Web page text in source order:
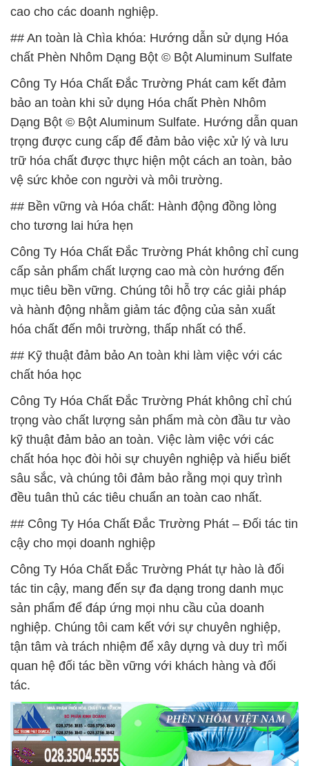
cao cho các doanh nghiệp.
## An toàn là Chìa khóa: Hướng dẫn sử dụng Hóa
chất Phèn Nhôm Dạng Bột © Bột Aluminum Sulfate
Công Ty Hóa Chất Đắc Trường Phát cam kết đảm
bảo an toàn khi sử dụng Hóa chất Phèn Nhôm
Dạng Bột © Bột Aluminum Sulfate. Hướng dẫn quan
trọng được cung cấp để đảm bảo việc xử lý và lưu
trữ hóa chất được thực hiện một cách an toàn, bảo
vệ sức khỏe con người và môi trường.
## Bền vững và Hóa chất: Hành động đồng lòng
cho tương lai hứa hẹn
Công Ty Hóa Chất Đắc Trường Phát không chỉ cung
cấp sản phẩm chất lượng cao mà còn hướng đến
mục tiêu bền vững. Chúng tôi hỗ trợ các giải pháp
và hành động nhằm giảm tác động của sản xuất
hóa chất đến môi trường, thấp nhất có thể.
## Kỹ thuật đảm bảo An toàn khi làm việc với các
chất hóa học
Công Ty Hóa Chất Đắc Trường Phát không chỉ chú
trọng vào chất lượng sản phẩm mà còn đầu tư vào
kỹ thuật đảm bảo an toàn. Việc làm việc với các
chất hóa học đòi hỏi sự chuyên nghiệp và hiểu biết
sâu sắc, và chúng tôi đảm bảo rằng mọi quy trình
đều tuân thủ các tiêu chuẩn an toàn cao nhất.
## Công Ty Hóa Chất Đắc Trường Phát – Đối tác tin
cậy cho mọi doanh nghiệp
Công Ty Hóa Chất Đắc Trường Phát tự hào là đối
tác tin cậy, mang đến sự đa dạng trong danh mục
sản phẩm để đáp ứng mọi nhu cầu của doanh
nghiệp. Chúng tôi cam kết với sự chuyên nghiệp,
tận tâm và trách nhiệm để xây dựng và duy trì mối
quan hệ đối tác bền vững với khách hàng và đối
tác.